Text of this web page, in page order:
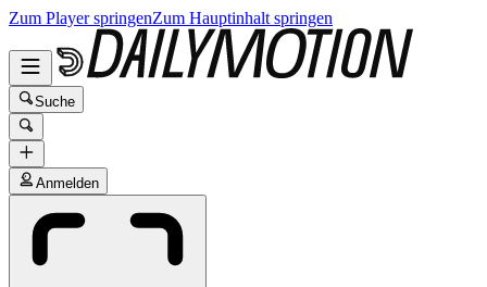
Zum Player springenZum Hauptinhalt springen
Suche
Anmelden